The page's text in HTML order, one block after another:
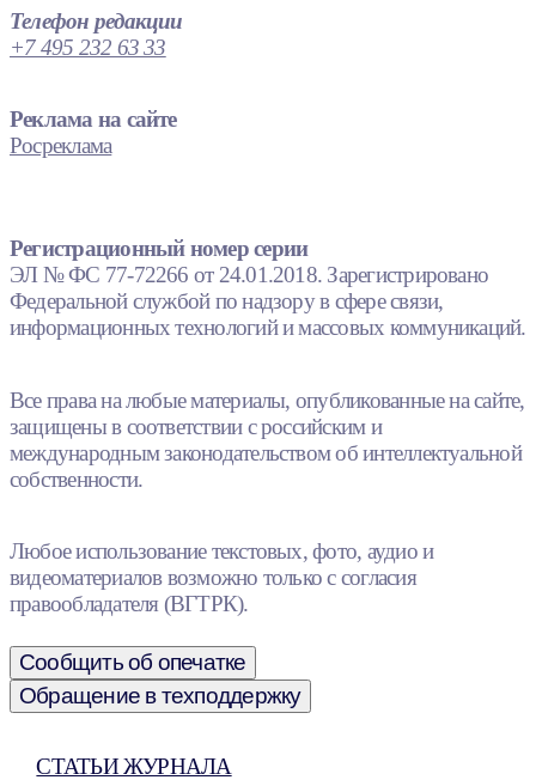
Телефон редакции
+7 495 232 63 33
Реклама на сайте
Росреклама
Регистрационный номер серии
ЭЛ № ФС 77-72266 от 24.01.2018. Зарегистрировано
Федеральной службой по надзору в сфере связи,
информационных технологий и массовых коммуникаций.
Все права на любые материалы, опубликованные на сайте,
защищены в соответствии с российским и
международным законодательством об интеллектуальной
собственности.
Любое использование текстовых, фото, аудио и
видеоматериалов возможно только с согласия
правообладателя (ВГТРК).
Сообщить об опечатке
Обращение в техподдержку
СТАТЬИ ЖУРНАЛА